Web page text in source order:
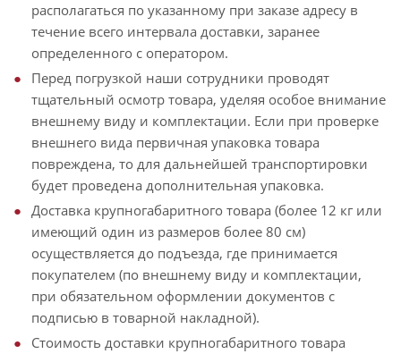
располагаться по указанному при заказе адресу в
течение всего интервала доставки, заранее
определенного с оператором.
Перед погрузкой наши сотрудники проводят
тщательный осмотр товара, уделяя особое внимание
внешнему виду и комплектации. Если при проверке
внешнего вида первичная упаковка товара
повреждена, то для дальнейшей транспортировки
будет проведена дополнительная упаковка.
Доставка крупногабаритного товара (более 12 кг или
имеющий один из размеров более 80 см)
осуществляется до подъезда, где принимается
покупателем (по внешнему виду и комплектации,
при обязательном оформлении документов с
подписью в товарной накладной).
Стоимость доставки крупногабаритного товара